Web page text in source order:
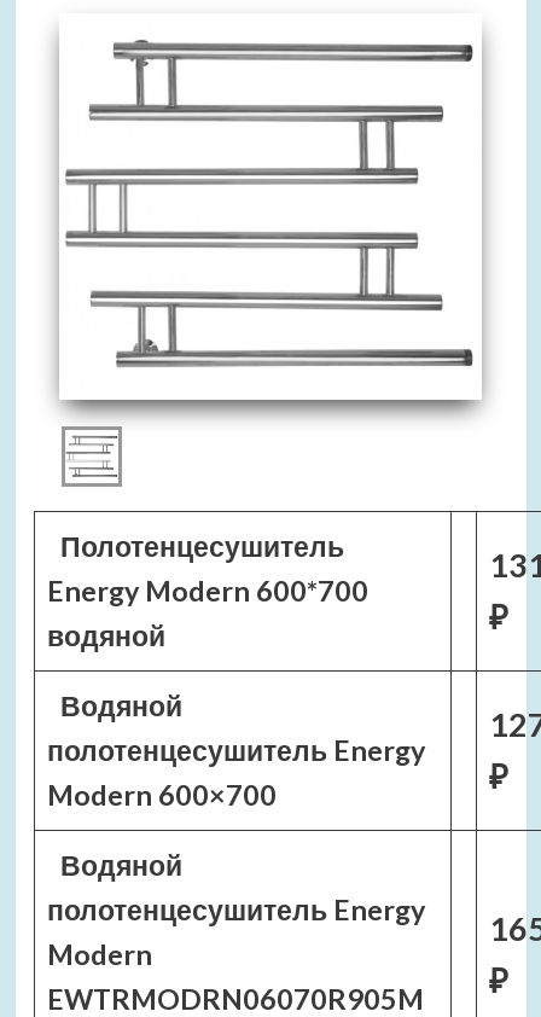
Полотенцесушитель
Energy Modern 600*700
водяной
₽
Водяной
полотенцесушитель Energy
Modern 600×700
₽
Водяной
полотенцесушитель Energy
Modern
EWTRMODRN06070R905M
₽